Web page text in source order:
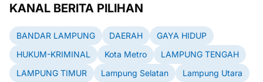
KANAL BERITA PILIHAN
BANDAR LAMPUNG DAERAH
GAYA HIDUP
HUKUM-KRIMINAL
Kota Metro
LAMPUNG TENGAH
LAMPUNG TIMUR
Lampung Selatan
Lampung Utara